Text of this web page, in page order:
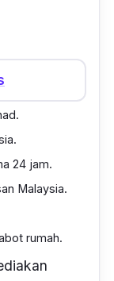
10
24 jam.
Malaysia.
rumah.